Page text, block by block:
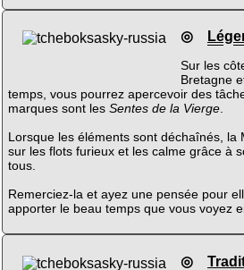
◎
Sur les
Bretagne
temps, vous pourrez apercevoir des
marques sont les Sentes de la Vierge.
Lorsque les éléments sont déchaînés, la
sur les flots furieux et les calme grâce à
tous.
Remerciez-la et ayez une pensée pour
apporter le beau temps que vous voyez
◎